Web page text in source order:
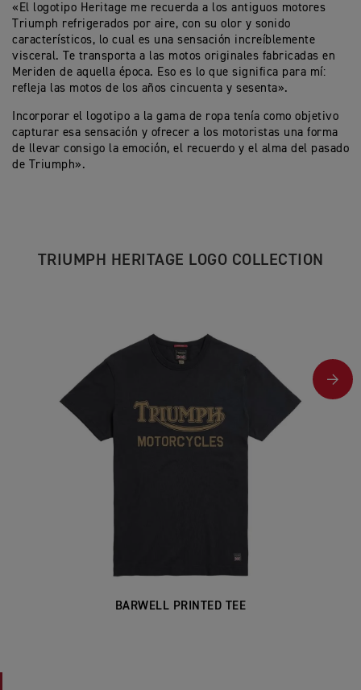
«El logotipo Heritage me recuerda a los antiguos motores
Triumph refrigerados por aire, con su olor y sonido
característicos, lo cual es una sensación increíblemente
visceral. Te transporta a las motos originales fabricadas en
Meriden de aquella época. Eso es lo que significa para mí:
refleja las motos de los años cincuenta y sesenta».
Incorporar el logotipo a la gama de ropa tenía como objetivo
capturar esa sensación y ofrecer a los motoristas una forma
de llevar consigo la emoción, el recuerdo y el alma del pasado
de Triumph».
TRIUMPH HERITAGE LOGO COLLECTION
BARWELL PRINTED TEE